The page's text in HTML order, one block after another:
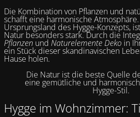
Die Kombination von Pflanzen und
schafft eine harmonische
Ursprungsland des Hygge-Konzepts,
Natur besonders stark. Durch die
Pflanzen und Naturelemente Deko in
ein Stück dieser skandinavischen
Hause holen.
Die Natur ist die beste Quelle
eine gemütliche und
Hygge-Stil.
Hygge im Wohnzimmer: